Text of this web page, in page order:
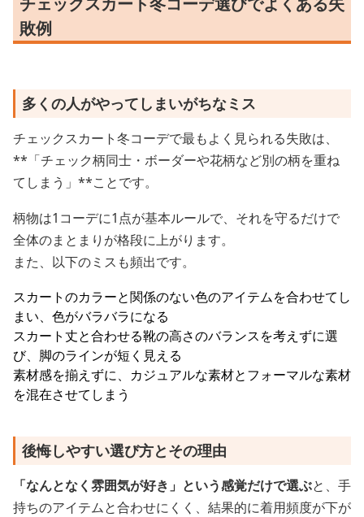
敗例
多くの人がやってしまいがちなミス
チェックスカート冬コーデで最もよく見られる失敗は、
**「チェック柄同士・ボーダーや花柄など別の柄を重ね
てしまう」**ことです。
柄物は1コーデに1点が基本ルールで、それを守るだけで
全体のまとまりが格段に上がります。
また、以下のミスも頻出です。
スカートのカラーと関係のない色のアイテムを合わせてし
まい、色がバラバラになる
スカート丈と合わせる靴の高さのバランスを考えずに選
び、脚のラインが短く見える
素材感を揃えずに、カジュアルな素材とフォーマルな素材
を混在させてしまう
後悔しやすい選び方とその理由
「なんとなく雰囲気が好き」という感覚だけで選ぶと、手
持ちのアイテムと合わせにくく、結果的に着用頻度が下が